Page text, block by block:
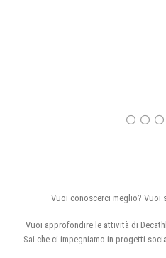
Vuoi conoscerci meglio? Vuoi
Vuoi approfondire le attività di
Sai che ci impegniamo in progetti